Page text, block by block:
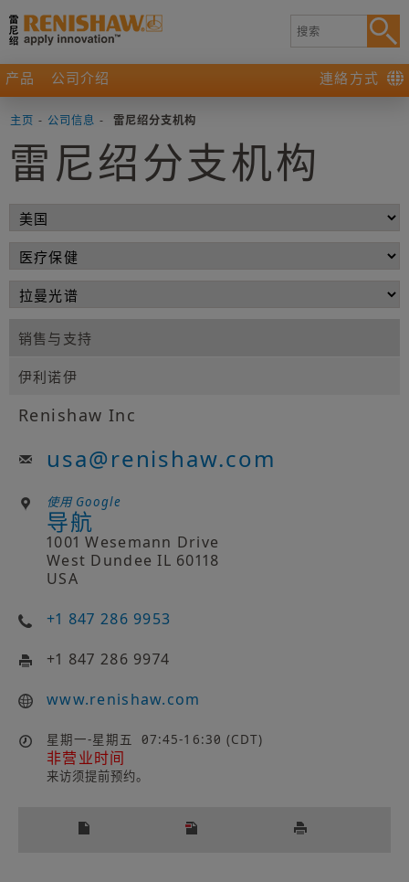
产品 公司介绍 連絡方式
主页 - 公司信息 - 雷尼绍分支机构
雷尼绍分支机构
销售与支持
伊利诺伊
Renishaw Inc
usa@renishaw.com
使用 Google
导航
1001 Wesemann Drive
West Dundee IL 60118
USA
+1 847 286 9953
+1 847 286 9974
www.renishaw.com
星期一-星期五 07:45-16:30 (CDT)
非营业时间
来访须提前预约。